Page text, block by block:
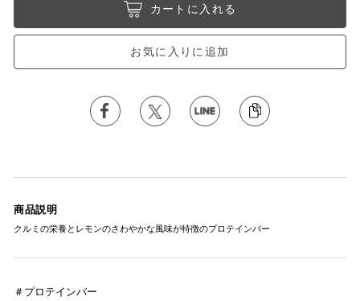
カートに入れる
お気に入りに追加
商品説明
クルミの栄養とレモンのさわやかな風味が特徴のプロテインバー
＃プロテインバー